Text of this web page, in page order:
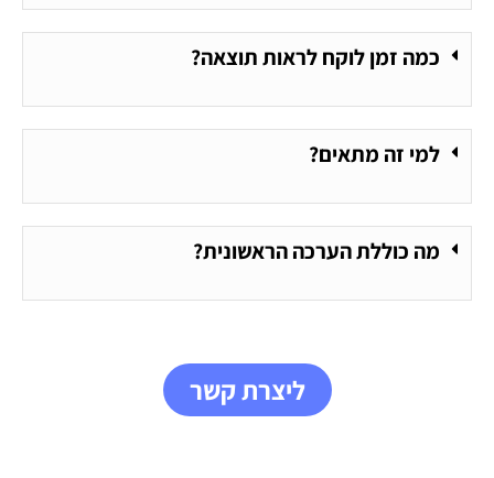
כמה זמן לוקח לראות תוצאה?
למי זה מתאים?
מה כוללת הערכה הראשונית?
ליצרת קשר